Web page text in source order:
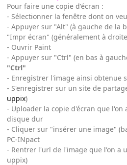
Pour faire une copie d'écran :
- Sélectionner la fenêtre dont on
- Appuyer sur "Alt" (à gauche de la
"Impr écran" (généralement à
- Ouvrir Paint
- Appuyer sur "Ctrl" (en bas à
"Ctrl"
- Enregistrer l'image ainsi obtenue
- S'enregistrer sur un site de
uppix)
- Uploader la copie d'écran que l'on
disque dur
- Cliquer sur "insérer une image"
PC-INpact
- Rentrer l'url de l'image que l'on a
uppix)